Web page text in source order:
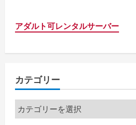
アダルト可レンタルサーバー
カテゴリー
カ
テ